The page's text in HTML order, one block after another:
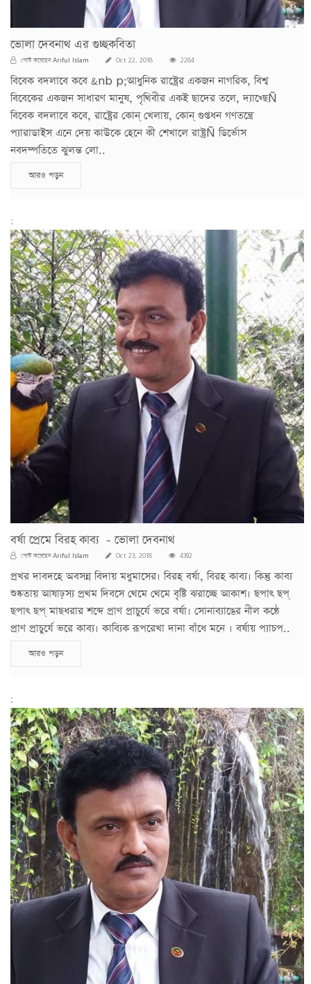
ভোলা দেবনাথ এর গুচ্ছকবিতা
পোস্ট করেছেনAriful Islam Oct 22, 2018 2284
বিবেক বদলাবে কবে &nb p;আধুনিক রাষ্ট্রের একজন নাগরিক, বিশ্ব
বিবেকের একজন সাধারণ মানুষ, পৃথিবীর একই ছাদের তলে, দ্যাখ্ছেÑ
বিবেক বদলাবে কবে, রাষ্ট্রের কোন্ খেলায়, কোন্ গুপ্তধন গণতন্ত্রে
প্যারাডাইস এনে দেয় কাউকে হেনে কী শেখালে রাষ্ট্রÑ ডির্ভোস
নবদম্পতিতে ঝুলন্ত লো..
আরও পড়ুন
;
বর্ষা প্রেমে বিরহ কাব্য - ভোলা দেবনাথ
পোস্ট করেছেনAriful Islam Oct 23, 2018 4392
প্রখর দাবদহে অবসন্ন বিদায় মধুমাসের। বিরহ বর্ষা, বিরহ কাব্য। কিন্তু কাব্য
শুষ্কতায় আষাঢ়স্য প্রথম দিবসে থেমে থেমে বৃষ্টি ঝরাচ্ছে আকাশ। ছপাৎ ছপ্
ছপাৎ ছপ্ মাছধরার শব্দে প্রাণ প্রাচুর্যে ভরে বর্ষা। সোনাব্যাঙের নীল কন্ঠে
প্রাণ প্রাচুর্যে ভরে কাব্য। কাব্যিক রূপরেখা দানা বাঁধে মনে । বর্ষায় প্যাচপ..
আরও পড়ুন
;